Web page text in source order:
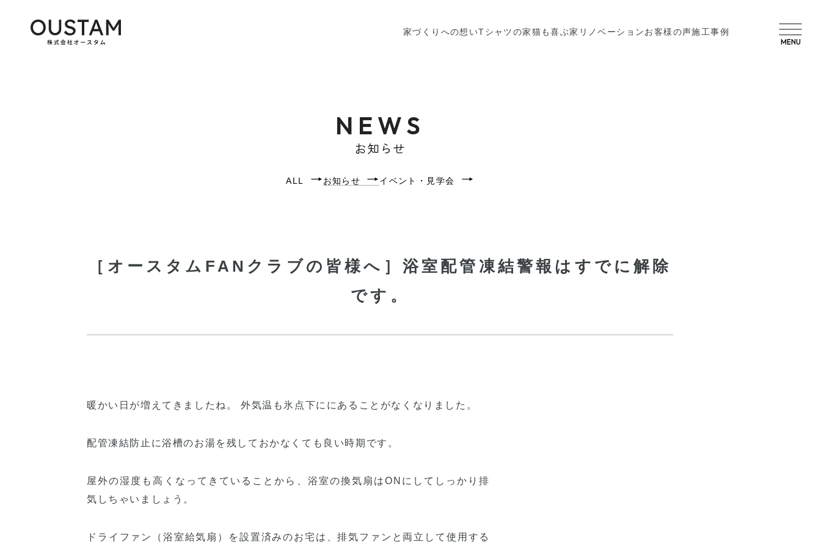
家づくりへの想いTシャツの家猫も喜ぶ家 リノベーションお客様の声施工事例
MENU
NEWS
お知らせ
ALL お知らせ イベント・見学会
［オースタムFANクラブの皆様へ］浴室配管凍結警報はすでに解除
です。
暖かい日が増えてきましたね。 外気温も氷点下ににあることがなくなりました。
配管凍結防止に浴槽のお湯を残しておかなくても良い時期です。
屋外の湿度も高くなってきていることから、浴室の換気扇はONにしてしっかり排
気しちゃいましょう。
ドライファン（浴室給気扇）を設置済みのお宅は、排気ファンと両立して使用する